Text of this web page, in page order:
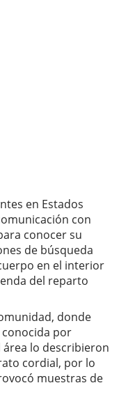
en Estados
con
conocer su
de búsqueda
en el interior
del reparto
donde
conocida por
área lo describieron
cordial, por lo
muestras de